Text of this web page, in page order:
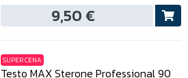
9,50 €
SUPER CENA
Testo MAX Sterone Professional 90